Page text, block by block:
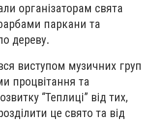
організаторам свята
паркани та
дереву.
виступом музичних груп
процвітання та
“Теплиці” від тих,
це свято та від